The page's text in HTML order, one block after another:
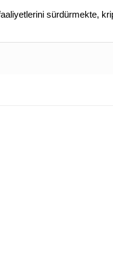
sürdürmekte,